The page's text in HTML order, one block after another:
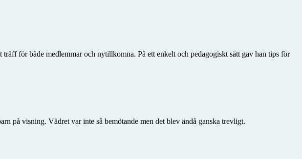
för både medlemmar och nytillkomna. På ett enkelt och pedagogiskt sätt gav han tips för
på visning. Vädret var inte så bemötande men det blev ändå ganska trevligt.